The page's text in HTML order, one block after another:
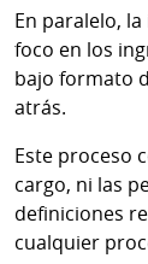
En paralelo,
foco en los
bajo formato
atrás.
Este proceso
cargo, ni las
definiciones
cualquier